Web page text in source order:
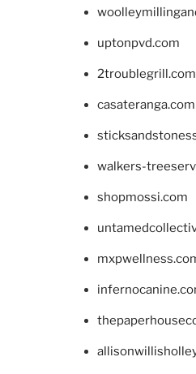
uptonpvd.com
2troublegrill.com
casateranga.com
walkers-
shopmossi.com